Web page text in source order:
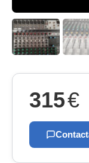
315€